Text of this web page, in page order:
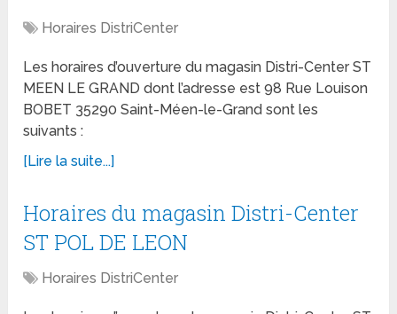
Horaires DistriCenter
Les horaires d’ouverture du magasin Distri-Center ST
MEEN LE GRAND dont l’adresse est 98 Rue Louison
BOBET 35290 Saint-Méen-le-Grand sont les
suivants :
[Lire la suite...]
Horaires du magasin Distri-Center
ST POL DE LEON
Horaires DistriCenter